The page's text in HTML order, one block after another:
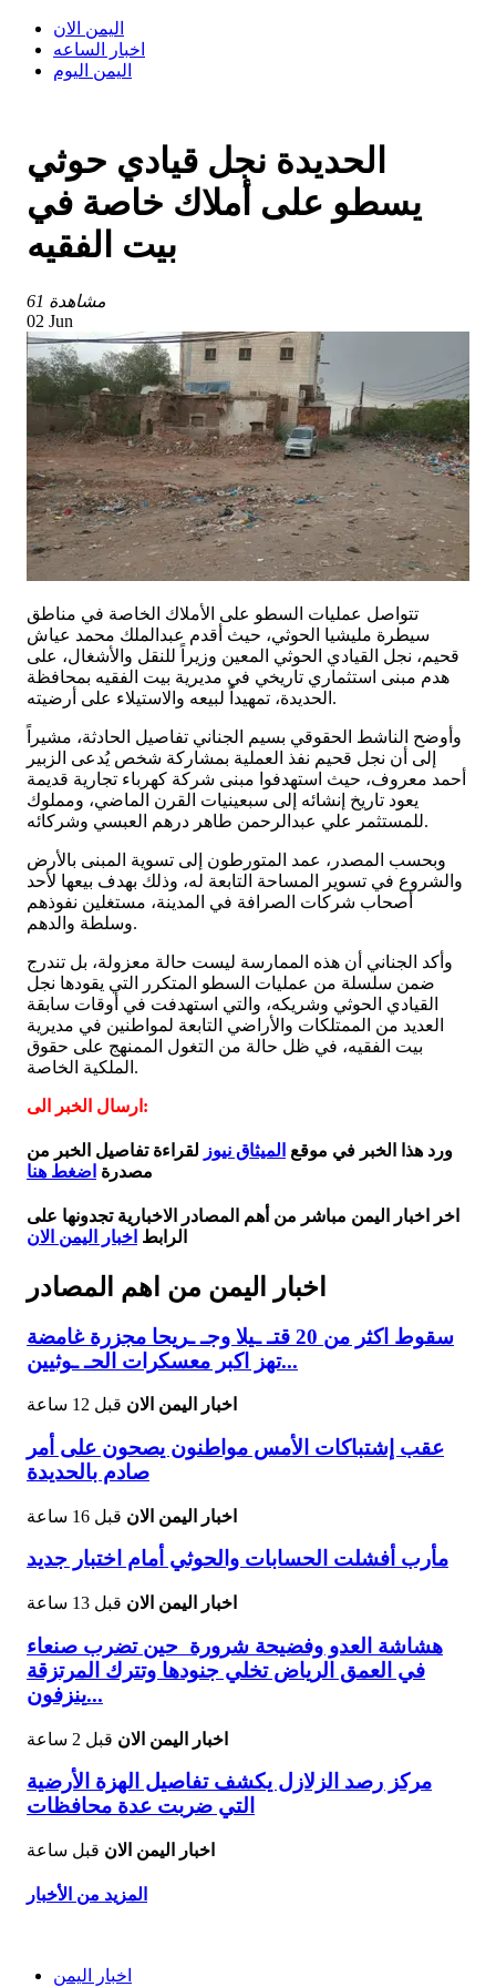
اليمن الان
اخبار الساعه
اليمن اليوم
الحديدة نجل قيادي حوثي
يسطو على أملاك خاصة في
بيت الفقيه
61 مشاهدة
02 Jun
تتواصل عمليات السطو على الأملاك الخاصة في مناطق
سيطرة مليشيا الحوثي، حيث أقدم عبدالملك محمد عياش
قحيم، نجل القيادي الحوثي المعين وزيراً للنقل والأشغال، على
هدم مبنى استثماري تاريخي في مديرية بيت الفقيه بمحافظة
الحديدة، تمهيداً لبيعه والاستيلاء على أرضيته.
​وأوضح الناشط الحقوقي بسيم الجناني تفاصيل الحادثة، مشيراً
إلى أن نجل قحيم نفذ العملية بمشاركة شخص يُدعى الزبير
أحمد معروف، حيث استهدفوا مبنى شركة كهرباء تجارية قديمة
يعود تاريخ إنشائه إلى سبعينيات القرن الماضي، ومملوك
للمستثمر علي عبدالرحمن طاهر درهم العبسي وشركائه.
​وبحسب المصدر، عمد المتورطون إلى تسوية المبنى بالأرض
والشروع في تسوير المساحة التابعة له، وذلك بهدف بيعها لأحد
أصحاب شركات الصرافة في المدينة، مستغلين نفوذهم
وسلطة والدهم.
​وأكد الجناني أن هذه الممارسة ليست حالة معزولة، بل تندرج
ضمن سلسلة من عمليات السطو المتكرر التي يقودها نجل
القيادي الحوثي وشريكه، والتي استهدفت في أوقات سابقة
العديد من الممتلكات والأراضي التابعة لمواطنين في مديرية
بيت الفقيه، في ظل حالة من التغول الممنهج على حقوق
الملكية الخاصة.
ارسال الخبر الى:
ورد هذا الخبر في موقع الميثاق نيوز لقراءة تفاصيل الخبر من
مصدرة اضغط هنا
اخر اخبار اليمن مباشر من أهم المصادر الاخبارية تجدونها على
الرابط اخبار اليمن الان
اخبار اليمن من اهم المصادر
سقوط اكثر من 20 قتـ ـيلا وجـ ـريحا مجزرة غامضة
تهز اكبر معسكرات الحـ ـوثيين...
اخبار اليمن الان قبل 12 ساعة
عقب إشتباكات الأمس مواطنون يصحون على أمر
صادم بالحديدة
اخبار اليمن الان قبل 16 ساعة
مأرب أفشلت الحسابات والحوثي أمام اختبار جديد
اخبار اليمن الان قبل 13 ساعة
هشاشة العدو وفضيحة شرورة حين تضرب صنعاء
في العمق الرياض تخلي جنودها وتترك المرتزقة
ينزفون...
اخبار اليمن الان قبل 2 ساعة
مركز رصد الزلازل يكشف تفاصيل الهزة الأرضية
التي ضربت عدة محافظات
اخبار اليمن الان قبل ساعة
المزيد من الأخبار
اخبار اليمن